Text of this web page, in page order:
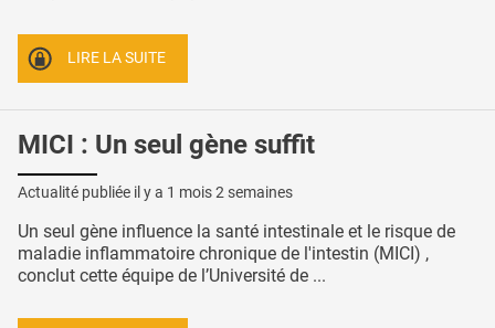
LIRE LA SUITE
MICI : Un seul gène suffit
Actualité publiée il y a 1 mois 2 semaines
Un seul gène influence la santé intestinale et le risque de
maladie inflammatoire chronique de l'intestin (MICI) ,
conclut cette équipe de l’Université de ...